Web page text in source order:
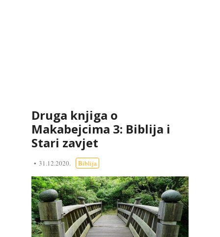
Druga knjiga o
Makabejcima 3: Biblija i
Stari zavjet
31.12.2020. Biblija